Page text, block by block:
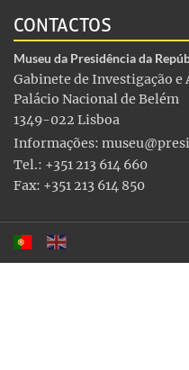
CONTACTOS
Museu da Presidência da
Gabinete de Investigação e
Palácio Nacional de Belém
1349-022 Lisboa
Informações:
Tel.: +351 213 614 660
Fax: +351 213 614 850